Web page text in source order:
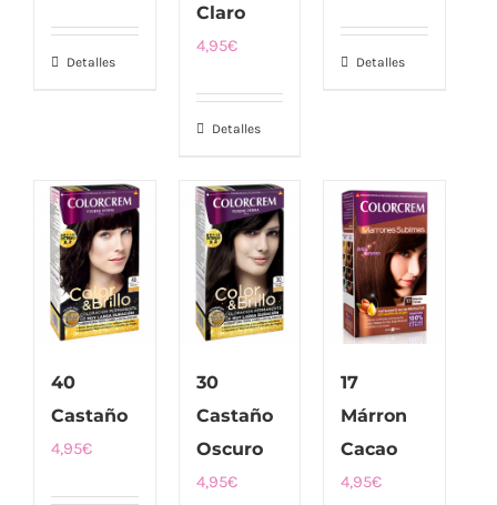
Detalles
Claro
4,95€
Detalles
Detalles
40
Castaño
4,95€
30
Castaño
Oscuro
4,95€
17
Márron
Cacao
4,95€